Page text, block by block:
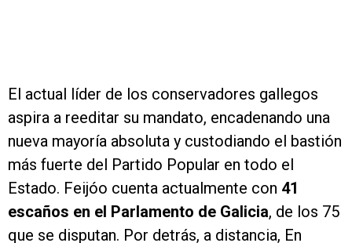
El actual líder de los conservadores gallegos
aspira a reeditar su mandato, encadenando una
nueva mayoría absoluta y custodiando el bastión
más fuerte del Partido Popular en todo el
Estado. Feijóo cuenta actualmente con 41
escaños en el Parlamento de Galicia, de los 75
que se disputan. Por detrás, a distancia, En